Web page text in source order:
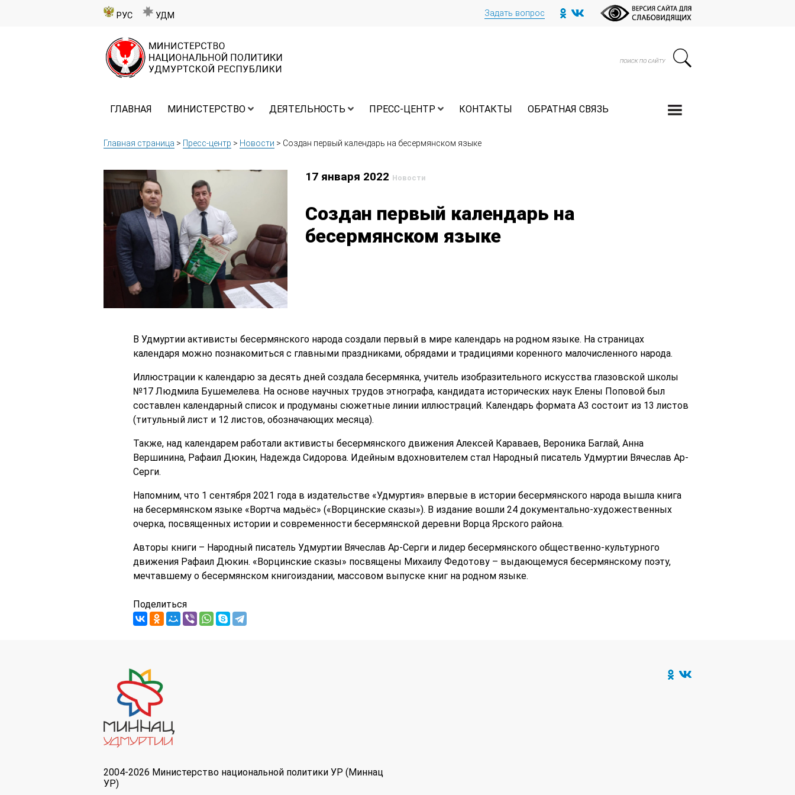
РУС УДМ Задать вопрос
ГЛАВНАЯ МИНИСТЕРСТВО ДЕЯТЕЛЬНОСТЬ ПРЕСС-ЦЕНТР КОНТАКТЫ ОБРАТНАЯ СВЯЗЬ
Главная страница > Пресс-центр > Новости > Создан первый календарь на бесермянском языке
17 января 2022 Новости
Создан первый календарь на
бесермянском языке
В Удмуртии активисты бесермянского народа создали первый в мире календарь на родном языке. На страницах
календаря можно познакомиться с главными праздниками, обрядами и традициями коренного малочисленного народа.
Иллюстрации к календарю за десять дней создала бесермянка, учитель изобразительного искусства глазовской школы
№17 Людмила Бушемелева. На основе научных трудов этнографа, кандидата исторических наук Елены Поповой был
составлен календарный список и продуманы сюжетные линии иллюстраций. Календарь формата А3 состоит из 13 листов
(титульный лист и 12 листов, обозначающих месяца).
Также, над календарем работали активисты бесермянского движения Алексей Караваев, Вероника Баглай, Анна
Вершинина, Рафаил Дюкин, Надежда Сидорова. Идейным вдохновителем стал Народный писатель Удмуртии Вячеслав Ар-
Серги.
Напомним, что 1 сентября 2021 года в издательстве «Удмуртия» впервые в истории бесермянского народа вышла книга
на бесермянском языке «Вортча мадьёс» («Ворцинские сказы»). В издание вошли 24 документально-художественных
очерка, посвященных истории и современности бесермянской деревни Ворца Ярского района.
Авторы книги – Народный писатель Удмуртии Вячеслав Ар-Серги и лидер бесермянского общественно-культурного
движения Рафаил Дюкин. «Ворцинские сказы» посвящены Михаилу Федотову – выдающемуся бесермянскому поэту,
мечтавшему о бесермянском книгоиздании, массовом выпуске книг на родном языке.
Поделиться
2004-2026 Министерство национальной политики УР (Миннац
УР)